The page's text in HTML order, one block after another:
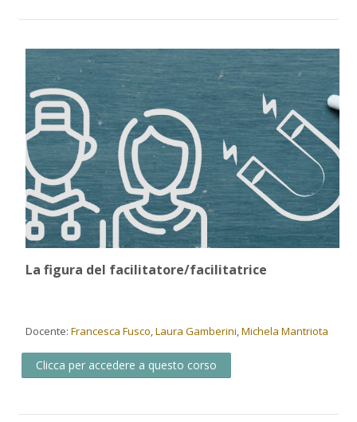
La figura del facilitatore/facilitatrice
Docente:Francesca Fusco,Laura Gamberini,Michela Mantriota
Clicca per accedere a questo corso